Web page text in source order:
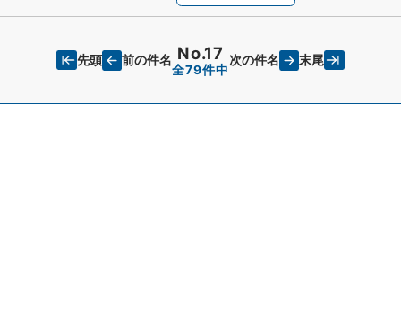
先頭 前の件名 No.17
全79件中
次の件名 末尾